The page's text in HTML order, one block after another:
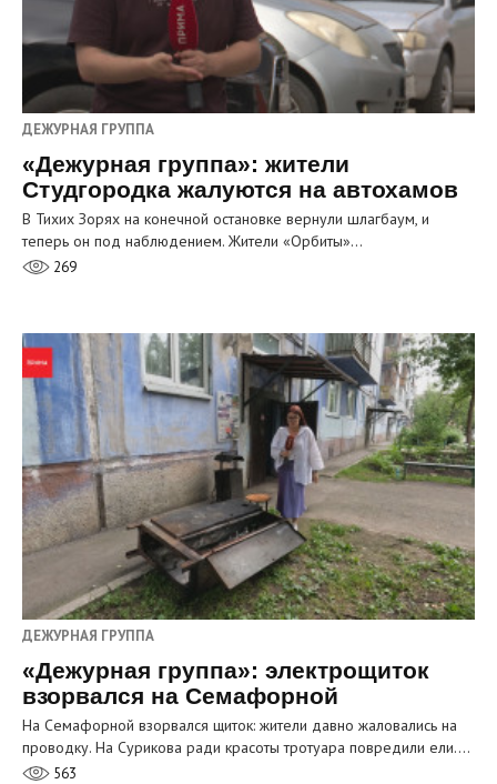
ДЕЖУРНАЯ ГРУППА
«Дежурная группа»: жители
Студгородка жалуются на автохамов
В Тихих Зорях на конечной остановке вернули шлагбаум, и
теперь он под наблюдением. Жители «Орбиты»…
269
ДЕЖУРНАЯ ГРУППА
«Дежурная группа»: электрощиток
взорвался на Семафорной
На Семафорной взорвался щиток: жители давно жаловались на
проводку. На Сурикова ради красоты тротуара повредили ели.…
563